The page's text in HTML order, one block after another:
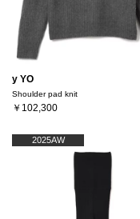
y YO
Shoulder pad knit
￥102,300
2025AW